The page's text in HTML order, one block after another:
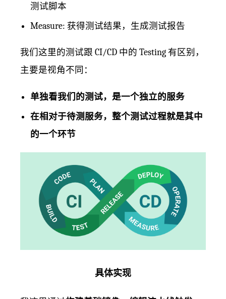
测试脚本
Measure: 获得测试结果，生成测试报告
我们这里的测试跟 CI/CD 中的 Testing 有区别，
主要是视角不同：
单独看我们的测试，是一个独立的服务
在相对于待测服务，整个测试过程就是其中
的一个环节
具体实现